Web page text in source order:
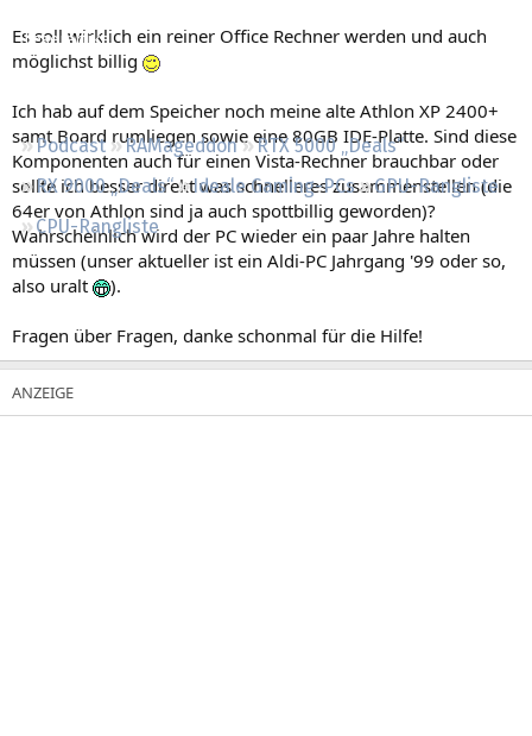
Leserartikel
Podcast RAMageddon
RTX 5000 „Deals“
RX 9000 „Deals“
Ideale Gaming-PCs
GPU-Rangliste
CPU-Rangliste
Es soll wirklich ein reiner Office Rechner werden und auch
möglichst billig
Ich hab auf dem Speicher noch meine alte Athlon XP 2400+
samt Board rumliegen sowie eine 80GB IDE-Platte. Sind diese
Komponenten auch für einen Vista-Rechner brauchbar oder
sollte ich besser direkt was schnelleres zusammenstellen (die
64er von Athlon sind ja auch spottbillig geworden)?
Wahrscheinlich wird der PC wieder ein paar Jahre halten
müssen (unser aktueller ist ein Aldi-PC Jahrgang '99 oder so,
also uralt
).
Fragen über Fragen, danke schonmal für die Hilfe!